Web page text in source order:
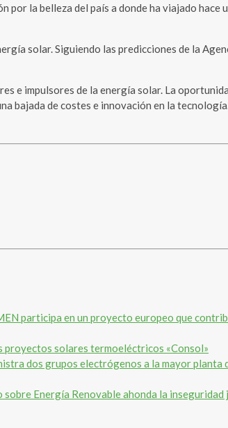
la belleza del país a donde ha viajado hace
solar. Siguiendo las predicciones de la
e impulsores de la energía solar. La
bajada de costes e innovación en la tecnología.
participa en un proyecto europeo que
proyectos solares termoeléctricos «Consol»
dos grupos electrógenos a la mayor planta
sobre Energía Renovable ahonda la